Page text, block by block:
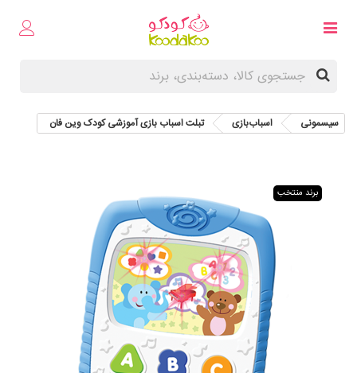
سیسمونی اسباب‌بازی تبلت اسباب بازی آموزشی کودک وین فان
برند منتخب